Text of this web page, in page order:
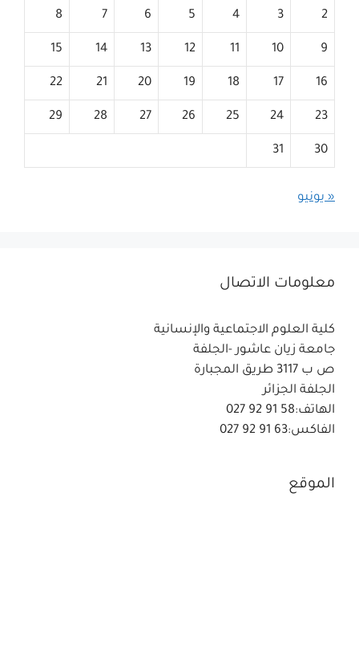
2
3
4
5
6
7
8
9
10
11
12
13
14
15
16
17
18
19
20
21
22
23
24
25
26
27
28
29
30
31
« يونيو
معلومات الاتصال
كلية العلوم الاجتماعية والإنسانية
جامعة زيان عاشور -الجلفة
ص ب 3117 طريق المجبارة
الجلفة الجزائر
الهاتف:58 91 92 027
الفاكس:63 91 92 027
الموقع